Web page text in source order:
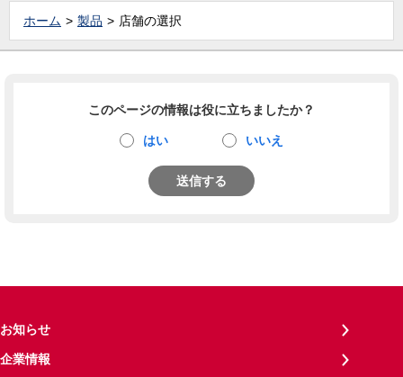
ホーム 製品 店舗の選択
このページの情報は役に立ちましたか？
はい いいえ
送信する
お知らせ
企業情報